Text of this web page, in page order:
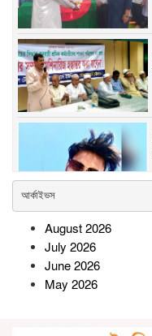
আর্কাইভস
August 2026
July 2026
June 2026
May 2026